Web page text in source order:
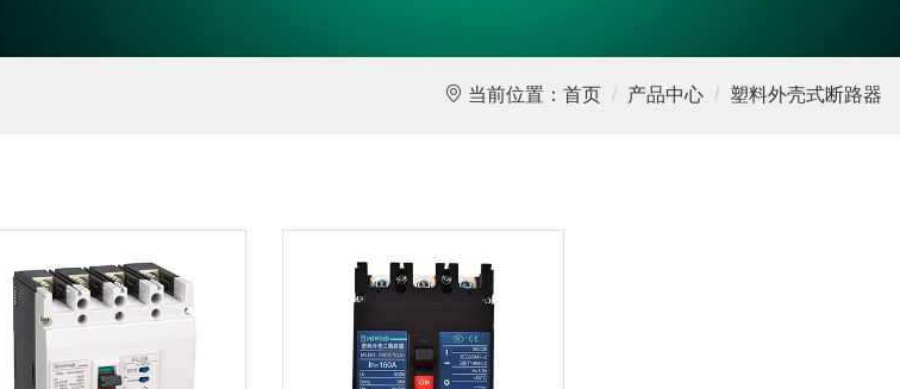
当前位置： 首页 产品中心 塑料外壳式断路器